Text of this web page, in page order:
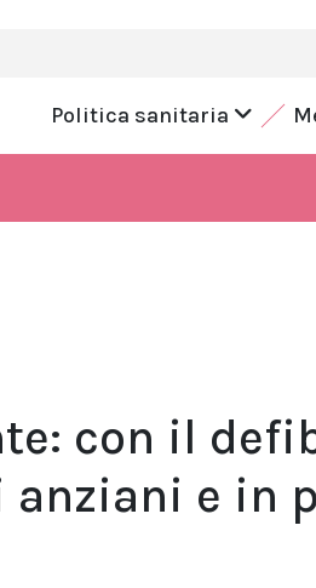
Politica sanitaria
con il
e in